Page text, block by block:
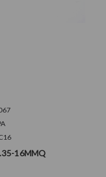
16MMQ